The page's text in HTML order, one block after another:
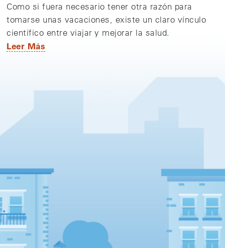
Como si fuera necesario tener otra razón para
tomarse unas vacaciones, existe un claro vínculo
científico entre viajar y mejorar la salud.
Leer Más